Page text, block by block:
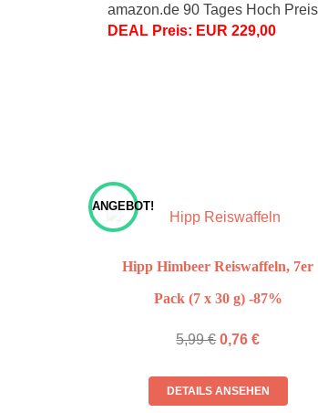
amazon.de 90 Tages Hoch
DEAL Preis: EUR 229,00
ANGEBOT!
Hipp Himbeer Reiswaffeln, 7er
Pack (7 x 30 g) -87%
5,99€ 0,76€
DETAILS ANSEHEN